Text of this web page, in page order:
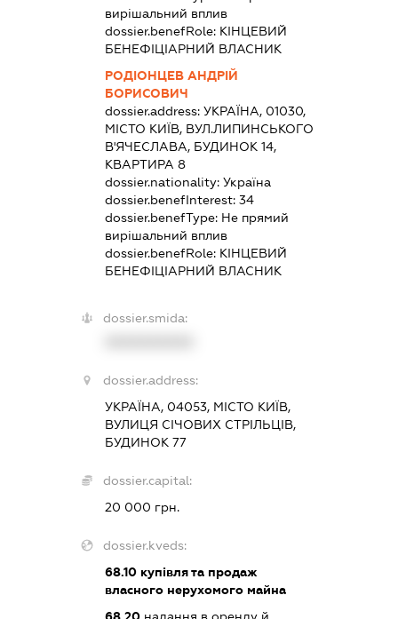
вирішальний вплив
dossier.benefRole: КІНЦЕВИЙ
БЕНЕФІЦІАРНИЙ ВЛАСНИК
РОДІОНЦЕВ АНДРІЙ
БОРИСОВИЧ
dossier.address: УКРАЇНА, 01030,
МІСТО КИЇВ, ВУЛ.ЛИПИНСЬКОГО
В'ЯЧЕСЛАВА, БУДИНОК 14,
КВАРТИРА 8
dossier.nationality: Україна
dossier.benefInterest: 34
dossier.benefType: Не прямий
вирішальний вплив
dossier.benefRole: КІНЦЕВИЙ
БЕНЕФІЦІАРНИЙ ВЛАСНИК
dossier.smida:
dossier.address:
УКРАЇНА, 04053, МІСТО КИЇВ,
ВУЛИЦЯ СІЧОВИХ СТРІЛЬЦІВ,
БУДИНОК 77
dossier.capital:
20 000 грн.
dossier.kveds:
68.10купівля та продаж
власного нерухомого майна